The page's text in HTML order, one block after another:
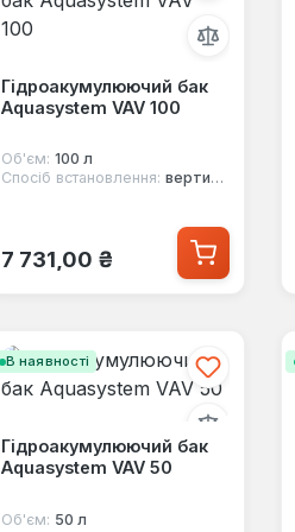
Гідроакумулюючий бак
Aquasystem VAV 100
Об'єм: 100 л
Спосіб встановлення: вертикальний
Звичайна ціна:
7 731,00 ₴
В наявності
Гідроакумулюючий бак
Aquasystem VAV 50
Об'єм: 50 л